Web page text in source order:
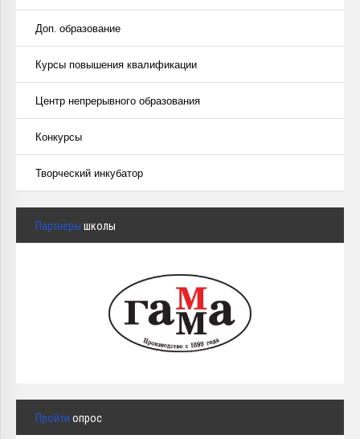
Доп. образование
Курсы повышения квалификации
Центр непрерывного образования
Конкурсы
Творческий инкубатор
Партнёры школы
Пройти опрос